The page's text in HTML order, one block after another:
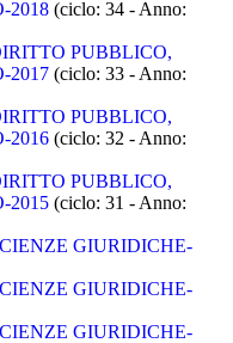
2018 (ciclo: 34 - Anno:
PUBBLICO,
2017 (ciclo: 33 - Anno:
PUBBLICO,
2016 (ciclo: 32 - Anno:
PUBBLICO,
2015 (ciclo: 31 - Anno:
GIURIDICHE-
GIURIDICHE-
GIURIDICHE-